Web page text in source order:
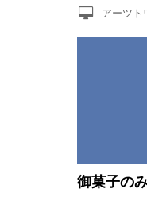
アーツト
御菓子の